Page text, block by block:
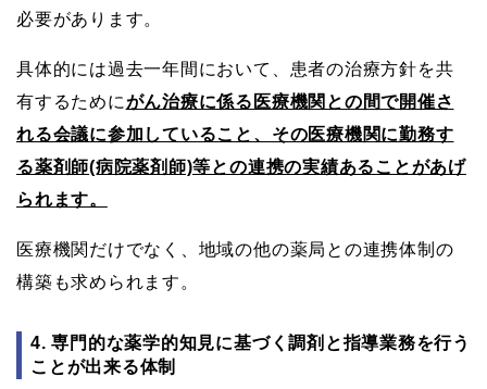
必要があります。
具体的には過去一年間において、患者の治療方針を共
有するためにがん治療に係る医療機関との間で開催さ
れる会議に参加していること、その医療機関に勤務す
る薬剤師(病院薬剤師)等との連携の実績あることがあげ
られます。
医療機関だけでなく、地域の他の薬局との連携体制の
構築も求められます。
4. 専門的な薬学的知見に基づく調剤と指導業務を行う
ことが出来る体制